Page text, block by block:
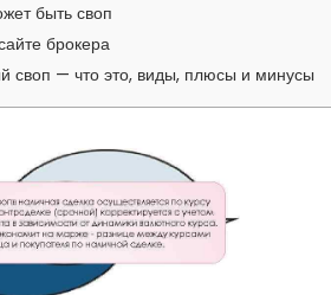
быть своп
брокера
своп — что это, виды, плюсы и минусы